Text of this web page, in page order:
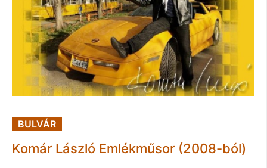
BULVÁR
Komár László Emlékműsor (2008-ból)